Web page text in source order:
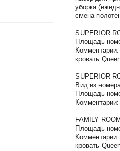
уборка
смена
SUPERIOR
Площадь
кровать
SUPERIOR
Вид из
Площадь
FAMILY
Площадь
кровать